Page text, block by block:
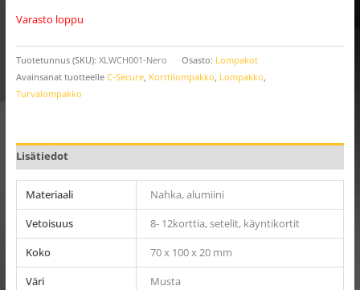
Varasto loppu
Tuotetunnus (SKU): XLWCH001-Nero Osasto: Lompakot
Avainsanat tuotteelle C-Secure, Korttilompakko Lompakko
Turvalompakko
Lisätiedot
Materiaali
Nahka, alumiini
Vetoisuus
8- 12korttia, setelit, käyntikortit
Koko
70 x 100 x 20 mm
Väri
Musta